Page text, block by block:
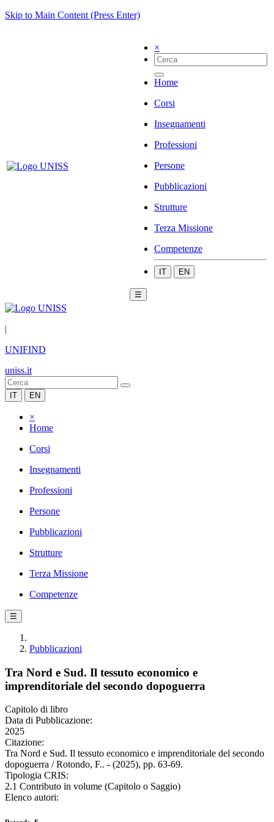
Skip to Main Content (Press Enter)
×
Home
Corsi
Insegnamenti
Professioni
Persone
Pubblicazioni
Strutture
Terza Missione
Competenze
IT EN
☰
|
UNIFIND
uniss.it
IT EN
×
Home
Corsi
Insegnamenti
Professioni
Persone
Pubblicazioni
Strutture
Terza Missione
Competenze
☰
Pubblicazioni
Tra Nord e Sud. Il tessuto economico e
imprenditoriale del secondo dopoguerra
Capitolo di libro
Data di Pubblicazione:
2025
Citazione:
Tra Nord e Sud. Il tessuto economico e imprenditoriale del secondo
dopoguerra / Rotondo, F.. - (2025), pp. 63-69.
Tipologia CRIS:
2.1 Contributo in volume (Capitolo o Saggio)
Elenco autori: